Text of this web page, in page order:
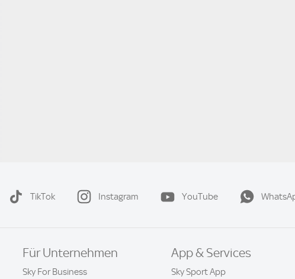
TikTok Instagram YouTube
Für Unternehmen
Sky For Business
App & Services
Sky Sport App